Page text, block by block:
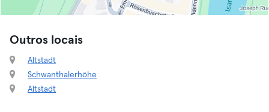
Outros locais
Altstadt
Schwanthalerhöhe
Altstadt